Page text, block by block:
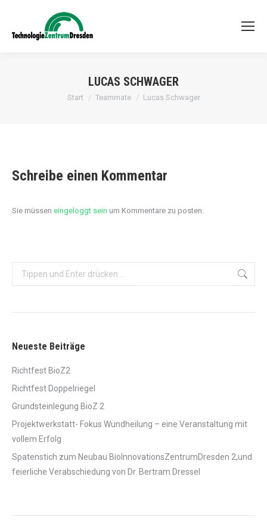
LUCAS SCHWAGER
Sie befinden sich hier:
Start Teammate Lucas Schwager
Schreibe einen Kommentar
Sie müssen eingeloggt sein um Kommentare zu posten.
Search:
Neueste Beiträge
Richtfest BioZ2
Richtfest Doppelriegel
Grundsteinlegung BioZ 2
Projektwerkstatt- Fokus Wundheilung – eine Veranstaltung mit
vollem Erfolg
Spatenstich zum Neubau BioInnovationsZentrumDresden 2,und
feierliche Verabschiedung von Dr. Bertram Dressel